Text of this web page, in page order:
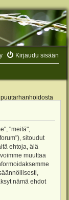
Kirjaudu sisään
"meitä",
sitoudut
ehtoja, älä
muuttaa
nämä ehdot